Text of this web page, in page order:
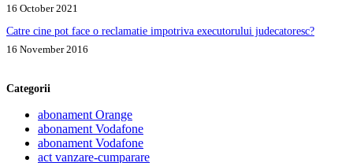
16 October 2021
Catre cine pot face o reclamatie impotriva executorului judecatoresc?
16 November 2016
Categorii
abonament Orange
abonament Vodafone
abonament Vodafone
act vanzare-cumparare